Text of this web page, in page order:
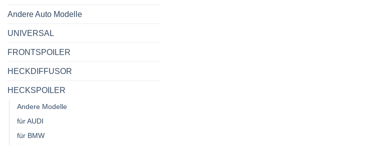
Andere Auto Modelle
UNIVERSAL
FRONTSPOILER
HECKDIFFUSOR
HECKSPOILER
Andere Modelle
für AUDI
für BMW